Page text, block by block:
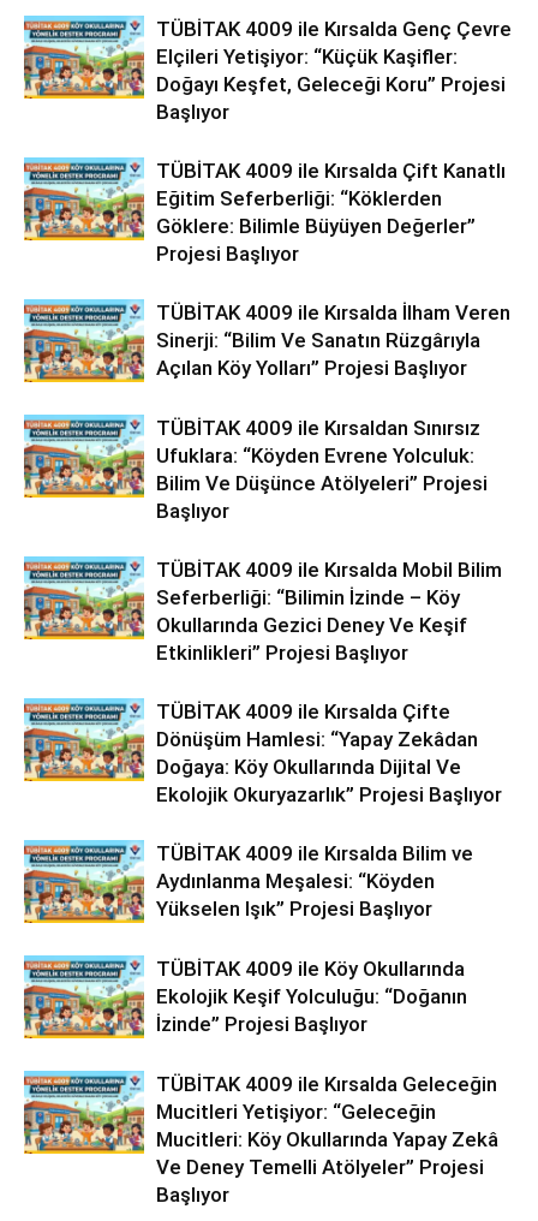
TÜBİTAK 4009 ile Kırsalda Genç Çevre
Elçileri Yetişiyor: “Küçük Kaşifler:
Doğayı Keşfet, Geleceği Koru” Projesi
Başlıyor
TÜBİTAK 4009 ile Kırsalda Çift Kanatlı
Eğitim Seferberliği: “Köklerden
Göklere: Bilimle Büyüyen Değerler”
Projesi Başlıyor
TÜBİTAK 4009 ile Kırsalda İlham Veren
Sinerji: “Bilim Ve Sanatın Rüzgârıyla
Açılan Köy Yolları” Projesi Başlıyor
TÜBİTAK 4009 ile Kırsaldan Sınırsız
Ufuklara: “Köyden Evrene Yolculuk:
Bilim Ve Düşünce Atölyeleri” Projesi
Başlıyor
TÜBİTAK 4009 ile Kırsalda Mobil Bilim
Seferberliği: “Bilimin İzinde – Köy
Okullarında Gezici Deney Ve Keşif
Etkinlikleri” Projesi Başlıyor
TÜBİTAK 4009 ile Kırsalda Çifte
Dönüşüm Hamlesi: “Yapay Zekâdan
Doğaya: Köy Okullarında Dijital Ve
Ekolojik Okuryazarlık” Projesi Başlıyor
TÜBİTAK 4009 ile Kırsalda Bilim ve
Aydınlanma Meşalesi: “Köyden
Yükselen Işık” Projesi Başlıyor
TÜBİTAK 4009 ile Köy Okullarında
Ekolojik Keşif Yolculuğu: “Doğanın
İzinde” Projesi Başlıyor
TÜBİTAK 4009 ile Kırsalda Geleceğin
Mucitleri Yetişiyor: “Geleceğin
Mucitleri: Köy Okullarında Yapay Zekâ
Ve Deney Temelli Atölyeler” Projesi
Başlıyor